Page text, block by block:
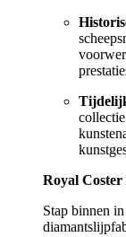
Royal Coster
Stap binnen